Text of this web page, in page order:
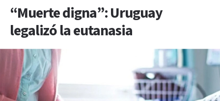
“Muerte digna”: Uruguay
legalizó la eutanasia